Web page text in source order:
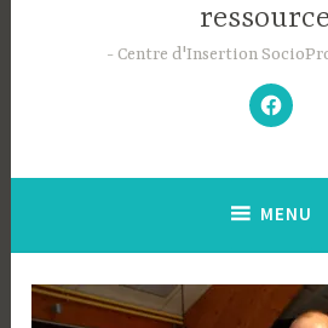
Centre d'Insertion
–
pas
à
;-)
MENU